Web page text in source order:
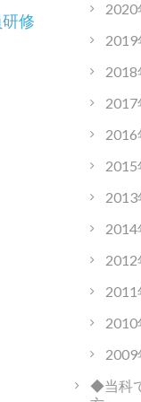
修
2020
2019
2018
2017
2016
2015
2013
2014
2012
2011
2010
2009
◆当科